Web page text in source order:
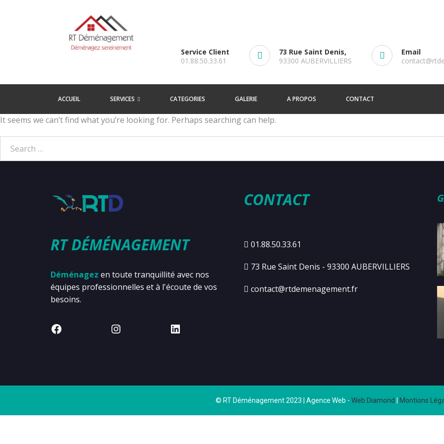
Service Client
01.88.50.33.61
73 Rue Saint Denis,
93300 AUBERVILLIERS
Email
ACCUEIL SERVICES CATEGORIES GALERIE A PROPOS CONTACT
It seems we can’t find what you’re looking for. Perhaps searching can help.
RT DÉMÉNAGEMENT
Déménagez en toute tranquillité avec nos
équipes professionnelles et à l'écoute de vos
besoins.
CONTACT
01.88.50.33.61
73 Rue Saint Denis - 93300 AUBERVILLIERS
contact@rtdemenagement.fr
© RT Déménagement 2023 | Agence Web - Web Diamond Montions